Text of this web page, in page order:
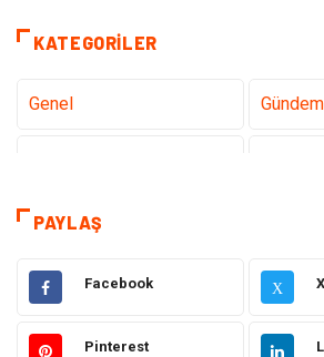
KATEGORILER
Genel Gündem
Sağlık
Elektrik Elektronik Gıda
Giyim Ulaşım
PAYLAŞ
Facebook X
Pinterest